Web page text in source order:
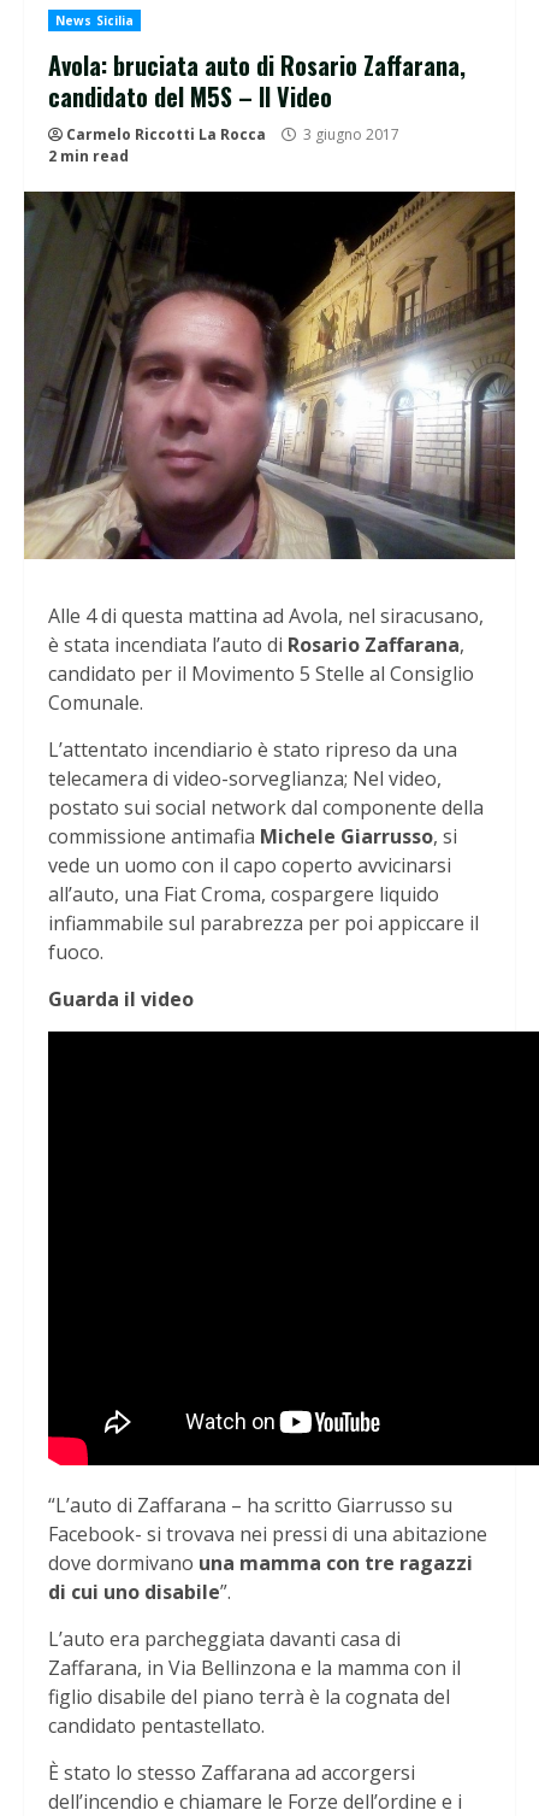
News Sicilia
Avola: bruciata auto di Rosario Zaffarana,
candidato del M5S – Il Video
Carmelo Riccotti La Rocca
3 giugno 2017
2 min read
Alle 4 di questa mattina ad Avola, nel siracusano,
è stata incendiata l’auto di Rosario Zaffarana,
candidato per il Movimento 5 Stelle al Consiglio
Comunale.
L’attentato incendiario è stato ripreso da una
telecamera di video-sorveglianza; Nel video,
postato sui social network dal componente della
commissione antimafia Michele Giarrusso, si
vede un uomo con il capo coperto avvicinarsi
all’auto, una Fiat Croma, cospargere liquido
infiammabile sul parabrezza per poi appiccare il
fuoco.
Guarda il video
“L’auto di Zaffarana – ha scritto Giarrusso su
Facebook- si trovava nei pressi di una abitazione
dove dormivano una mamma con tre ragazzi
di cui uno disabile”.
L’auto era parcheggiata davanti casa di
Zaffarana, in Via Bellinzona e la mamma con il
figlio disabile del piano terrà è la cognata del
candidato pentastellato.
È stato lo stesso Zaffarana ad accorgersi
dell’incendio e chiamare le Forze dell’ordine e i